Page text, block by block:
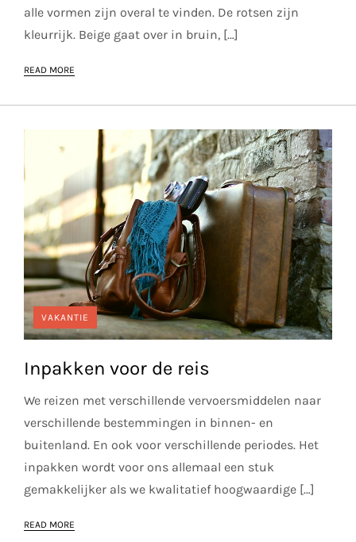
alle vormen zijn overal te vinden. De rotsen zijn
kleurrijk. Beige gaat over in bruin, […]
READ MORE
VAKANTIE
Inpakken voor de reis
We reizen met verschillende vervoersmiddelen naar
verschillende bestemmingen in binnen- en
buitenland. En ook voor verschillende periodes. Het
inpakken wordt voor ons allemaal een stuk
gemakkelijker als we kwalitatief hoogwaardige […]
READ MORE